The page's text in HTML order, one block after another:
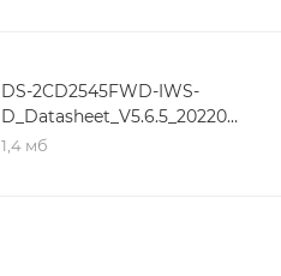
DS-2CD2545FWD-IWS-
D_Datasheet_V5.6.5_2022060
1,4 мб